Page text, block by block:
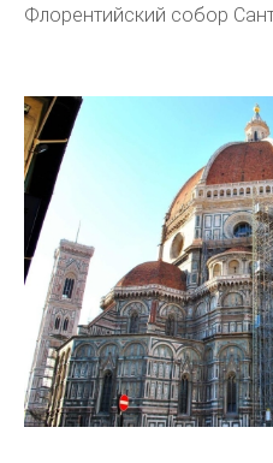
Флорентийский собор